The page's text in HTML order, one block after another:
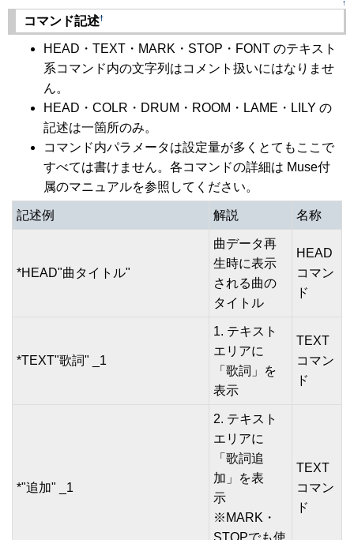
↑
コマンド記述†
HEAD・TEXT・MARK・STOP・FONT のテキスト
系コマンド内の文字列はコメント扱いにはなりませ
ん。
HEAD・COLR・DRUM・ROOM・LAME・LILY の
記述は一箇所のみ。
コマンド内パラメータは設定量が多くとてもここで
すべては書けません。各コマンドの詳細は Muse付
属のマニュアルを参照してください。
記述例 解説 名称
*HEAD"曲タイトル"
曲データ再
生時に表示
される曲の
タイトル
HEAD
コマン
ド
*TEXT"歌詞" _1
1. テキスト
エリアに
「歌詞」を
表示
TEXT
コマン
ド
*"追加" _1
2. テキスト
エリアに
「歌詞追
加」を表
示
※MARK・
STOPでも使
TEXT
コマン
ド